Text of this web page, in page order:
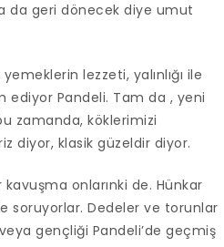
da geri dönecek diye umut
lezzeti, yalınlığı ile
ediyor Pandeli. Tam da , yeni
zamanda, köklerimizi
diyor, klasik güzeldir diyor.
onlarınki de. Hünkar
soruyorlar. Dedeler ve torunlar
gençliği Pandeli’de geçmiş